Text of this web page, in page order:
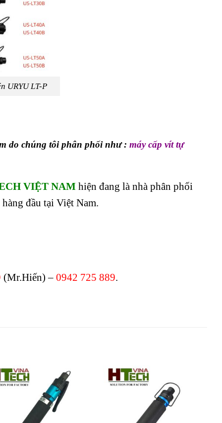
URYU LT-P
do chúng tôi phân phối như : máy cấp vít tự
VIỆT NAM hiện đang là nhà phân phối
đầu tại Việt Nam.
(Mr.Hiến) – 0942 725 889.
Add to
wishlist
wishlist